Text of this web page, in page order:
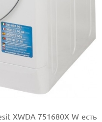
XWDA 751680X W есть